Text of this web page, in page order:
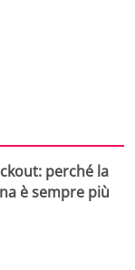
perché la
è sempre più